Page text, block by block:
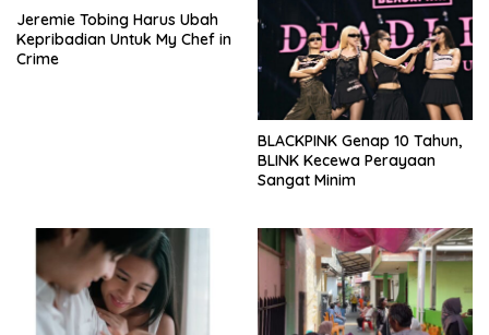
Jeremie Tobing Harus Ubah
Kepribadian Untuk My Chef in
Crime
BLACKPINK Genap 10 Tahun,
BLINK Kecewa Perayaan
Sangat Minim